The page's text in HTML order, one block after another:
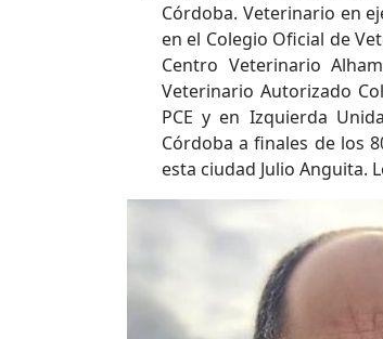
Córdoba. Veterinario en
en el Colegio Oficial de
Centro Veterinario
Veterinario Autorizado
PCE y en Izquierda
Córdoba a finales de los
esta ciudad Julio Anguita.